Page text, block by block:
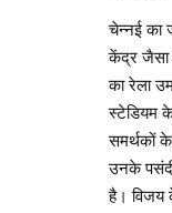
चेन्नई का
केंद्र जैसा
का रेला
स्टेडियम
समर्थकों
उनके
है। विजय